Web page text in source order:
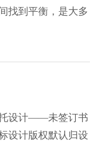
找到平衡，是大多
设计——未签订书
设计版权默认归设